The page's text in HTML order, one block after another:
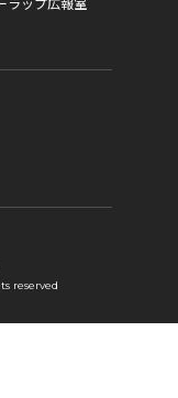
ラップ広報室
reserved